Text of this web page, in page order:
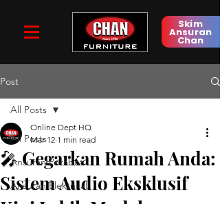
Skim
Ansuran
Chan
Post
All Posts
Ansuran Perabot
Ansuran Elektrikal
All Posts
🎤 Gegarkan Rumah Anda:
Sistem Audio Eksklusif
Online Dept HQ
Mar 12 1 min read